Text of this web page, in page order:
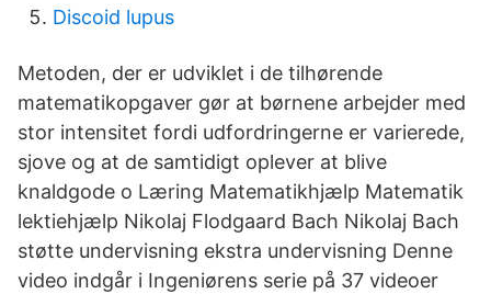
Discoid lupus
Metoden, der er udviklet i de tilhørende
matematikopgaver gør at børnene arbejder med
stor intensitet fordi udfordringerne er varierede,
sjove og at de samtidigt oplever at blive
knaldgode o Læring Matematikhjælp Matematik
lektiehjælp Nikolaj Flodgaard Bach Nikolaj Bach
støtte undervisning ekstra undervisning Denne
video indgår i Ingeniørens serie på 37 videoer